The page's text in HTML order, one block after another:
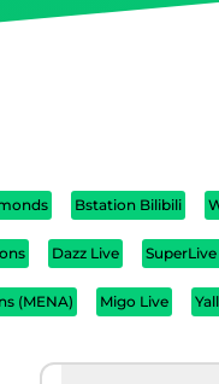
Bstation Bilibili
Dazz Live
(MENA) Migo Live